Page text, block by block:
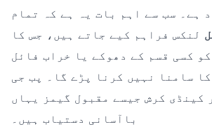
ہے۔ سب سے اہم بات یہ ہے کہ تمام
لنکس فراہم کیے جاتے ہیں، جس کا
کسی قسم کے دھوکے یا خراب فائل
کا سامنا نہیں کرنا پڑے گا۔ پب جی (PUBG)، لوڈو
کینڈی کرش جیسے مقبول گیمز یہاں
باآسانی دستیاب ہیں۔